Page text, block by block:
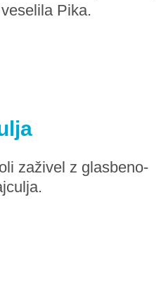
Pika.
zaživel z glasbeno-